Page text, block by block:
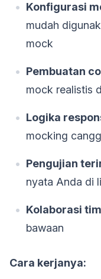
Konfigurasi
mudah
mock
Pembuatan
mock realistis
Logika
mocking
Pengujian
nyata Anda di
Kolaborasi
bawaan
Cara kerjanya: